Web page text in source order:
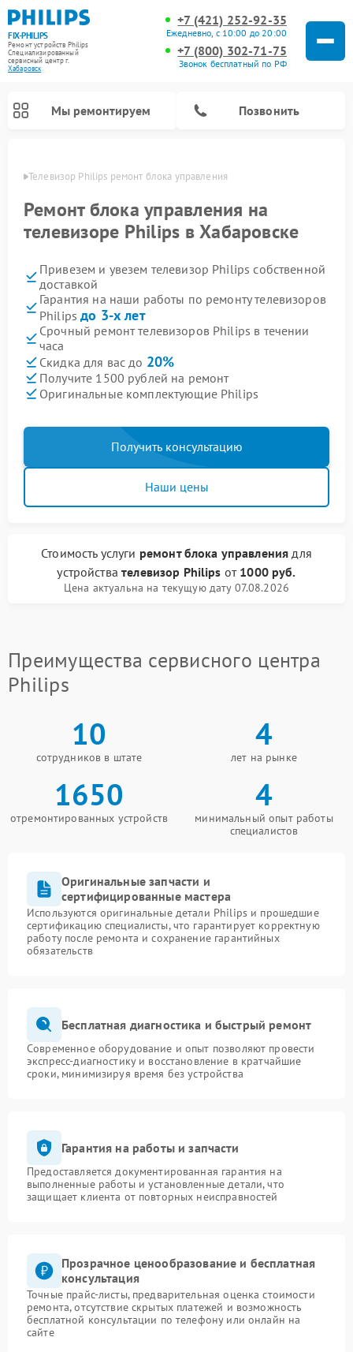
FIX-PHILIPS
Ремонт устройств Philips
Специализированный
cервисный центр г.
Хабаровск
+7 (421) 252-92-35
Ежедневно, с 10:00 до 20:00
+7 (800) 302-71-75
Звонок бесплатный по РФ
Мы ремонтируем Позвонить
Телевизор Philips ремонт блока управления
Ремонт блока управления на
телевизоре Philips в Хабаровске
Привезем и увезем телевизор Philips собственной
доставкой
Гарантия на наши работы по ремонту телевизоров
Philipsдо 3-х лет
Срочный ремонт телевизоров Philips в течении
часа
Скидка для вас до 20%
Получите 1500 рублей на ремонт
Оригинальные комплектующие Philips
Получить консультацию
Наши цены
Стоимость услуги ремонт блока управления для
устройствателевизор Philips от 1000 руб.
Цена актуальна на текущую дату 07.08.2026
Преимущества сервисного центра
Philips
10
сотрудников в штате
4
лет на рынке
1650
отремонтированных устройств
4
минимальный опыт работы
специалистов
Оригинальные запчасти и
сертифицированные мастера
Используются оригинальные детали Philips и прошедшие
сертификацию специалисты, что гарантирует корректную
работу после ремонта и сохранение гарантийных
обязательств
Бесплатная диагностика и быстрый ремонт
Современное оборудование и опыт позволяют провести
экспресс-диагностику и восстановление в кратчайшие
сроки, минимизируя время без устройства
Гарантия на работы и запчасти
Предоставляется документированная гарантия на
выполненные работы и установленные детали, что
защищает клиента от повторных неисправностей
Прозрачное ценообразование и бесплатная
консультация
Точные прайс-листы, предварительная оценка стоимости
ремонта, отсутствие скрытых платежей и возможность
бесплатной консультации по телефону или онлайн на
сайте